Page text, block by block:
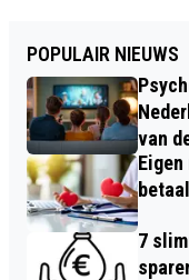
POPULAIR NIEUWS
van
7